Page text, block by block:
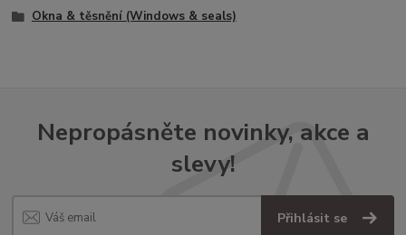
Okna & těsnění (Windows & seals)
Nepropásněte novinky, akce a
slevy!
Přihlásit se